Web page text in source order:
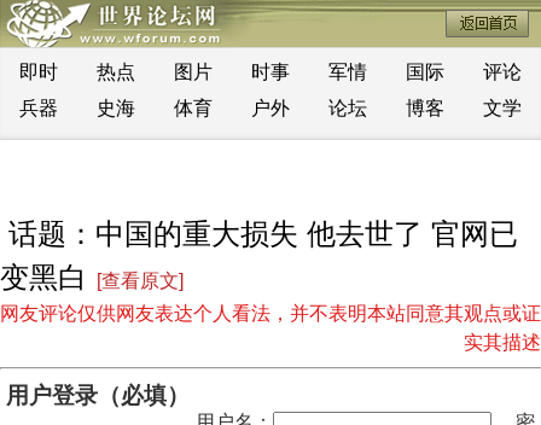
即时 热点 图片 时事 军情 国际
评论
兵器
史海 体育 户外 论坛 博客 文学
话题：中国的重大损失 他去世了 官网已
变黑白
[查看原文]
网友评论仅供网友表达个人看法，并不表明本站同意其观点或证
实其描述
用户登录（必填）